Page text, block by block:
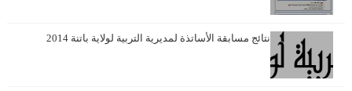
نتائج مسابقة الأساتذة لمديرية التربية لولاية باتنة 2014